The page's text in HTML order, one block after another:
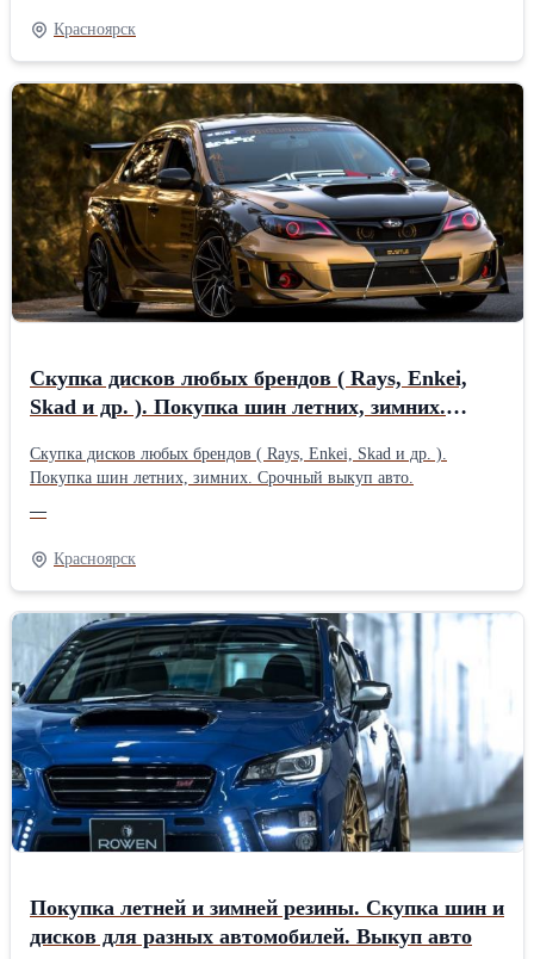
Красноярск
Скупка дисков любых брендов ( Rays, Enkei,
Skad и др. ). Покупка шин летних, зимних.
Скупка дисков любых брендов ( Rays, Enkei, Skad и др. ).
Покупка шин летних, зимних. Срочный выкуп авто.
—
Красноярск
Покупка летней и зимней резины. Скупка шин и
дисков для разных автомобилей. Выкуп авто